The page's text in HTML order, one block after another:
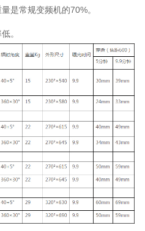
是常规变频机的70%。
。